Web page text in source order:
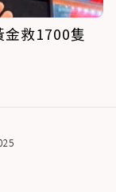
救1700隻